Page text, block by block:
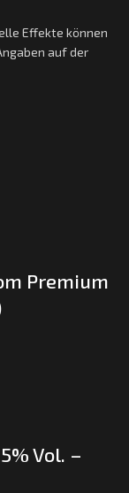
Effekte können
auf der
Premium
Vol. –